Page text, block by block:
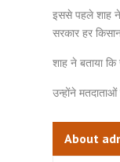
इससे पहले शाह
सरकार हर
शाह ने बताया
उन्होंने
About